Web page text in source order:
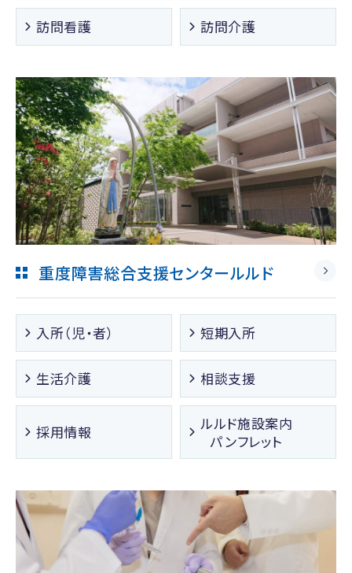
訪問看護 訪問介護
重度障害総合支援センタールルド
入所（児・者） 短期入所
生活介護 相談支援
採用情報
ルルド施設案内
パンフレット